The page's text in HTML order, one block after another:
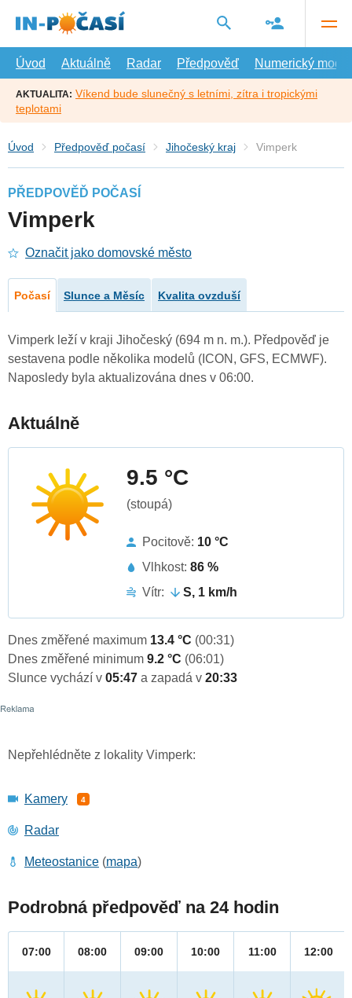
hlavní
Úvod
Aktuálně Radar Předpověď Numerický model
AKTUALITA: Víkend bude slunečný s letními, zítra i tropickými
teplotami
Úvod Předpověď počasí Jihočeský kraj Vimperk
PŘEDPOVĚĎ POČASÍ
Vimperk
Označit jako domovské město
Počasí Slunce a Měsíc Kvalita ovzduší
Vimperk leží v kraji Jihočeský (694 m n. m.). Předpověď je
sestavena podle několika modelů (ICON, GFS, ECMWF).
Naposledy byla aktualizována dnes v 06:00.
Aktuálně
9.5 °C
(stoupá)
Pocitově: 10 °C
Vlhkost: 86 %
Vítr:
S, 1 km/h
Dnes změřené maximum 13.4 °C (00:31)
Dnes změřené minimum 9.2 °C (06:01)
Slunce vychází v 05:47 a zapadá v 20:33
Nepřehlédněte z lokality Vimperk:
Kamery 4
Radar
Meteostanice (mapa)
Podrobná předpověď na 24 hodin
07:00 08:00 09:00 10:00 11:00 12:00